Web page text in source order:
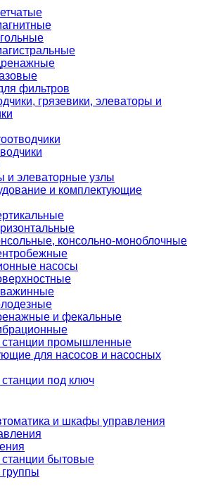
фильтров
грязевики, элеваторы и
и элеваторные узлы
и комплектующие
консольно-моноблочные
насосы
и фекальные
станции промышленные
для насосов и насосных
под ключ
и шкафы управления
бытовые